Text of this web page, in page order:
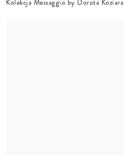
Kolekcja Messaggio by Dorota Koziara